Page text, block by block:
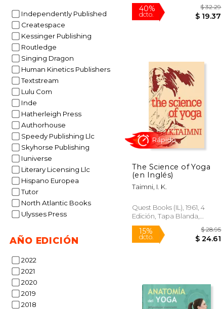
Independently Published
Createspace
Kessinger Publishing
Routledge
Singing Dragon
Human Kinetics Publishers
Textstream
Lulu Com
Inde
Hatherleigh Press
Authorhouse
Speedy Publishing Llc
Skyhorse Publishing
Iuniverse
Literary Licensing Llc
Hispano Europea
Tutor
North Atlantic Books
Ulysses Press
AÑO EDICIÓN
2022
2021
2020
2019
2018
40%
dcto.
The Science of Yoga
(en Inglés)
Taimni, I. K.
Quest Books (IL), 1961, 4
Edición, Tapa Blanda,
Nuevo